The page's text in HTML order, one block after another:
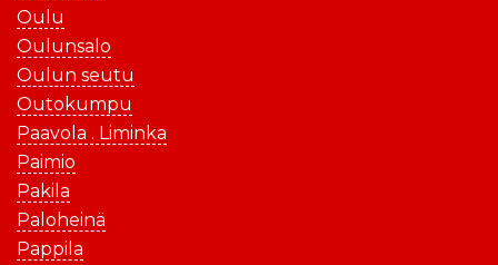
Oulu
Oulunsalo
Oulun seutu
Outokumpu
Paavola . Liminka
Paimio
Pakila
Paloheinä
Pappila